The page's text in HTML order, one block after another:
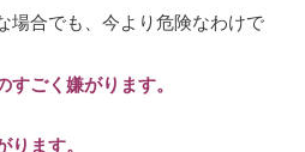
場合でも、今より危険なわけで
ごく嫌がります。
ます。